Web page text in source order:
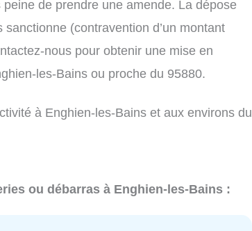
de prendre une amende. La dépose
(contravention d’un montant
nous pour obtenir une mise en
les-Bains ou proche du 95880.
à Enghien-les-Bains et aux environs du
ou débarras à Enghien-les-Bains :